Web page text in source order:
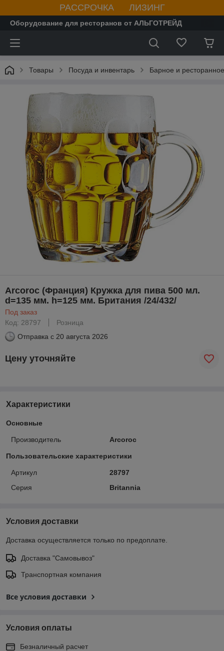
РАССРОЧКА ЛИЗИНГ
Оборудование для ресторанов от АЛЬГОТРЕЙД
Товары Посуда и инвентарь Барное и
Arcoroc (Франция) Кружка для пива 500 мл.
d=135 мм. h=125 мм. Британия /24/432/
Под заказ
Код: 28797
Розница
Отправка с 20 августа 2026
Цену уточняйте
Характеристики
Основные
Производитель Arcoroc
Пользовательские характеристики
Артикул
28797
Серия
Britannia
Условия доставки
Доставка осуществляется только по предоплате.
Доставка "Самовывоз"
Транспортная компания
Все условия доставки
Условия оплаты
Безналичный расчет